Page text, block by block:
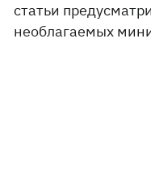
статьи
необлагаемых